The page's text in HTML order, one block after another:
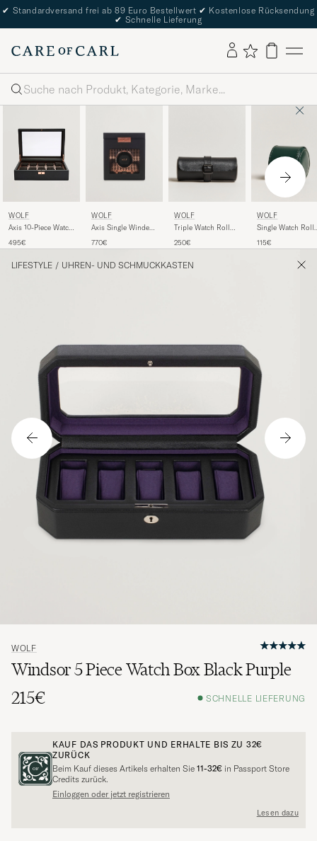
✔ Standardversand frei ab 89 Euro Bestellwert ✔ Kostenlose Rücksendung
✔ Schnelle Lieferung
Suche
WOLF
Axis 10-Piece Watch
495€
WOLF
Axis Single Winder
770€
WOLF
Triple Watch Roll
250€
WOLF
Single Watch Roll
Green
115€
LIFESTYLE / UHREN- UND SCHMUCKKASTEN
WOLF
Windsor 5 Piece Watch Box Black Purple
215€
SCHNELLE LIEFERUNG
KAUF DAS PRODUKT UND ERHALTE BIS ZU 32€
ZURÜCK
Beim Kauf dieses Artikels erhalten Sie 11-32€ in Passport Store
Credits zurück.
Einloggen oder jetzt registrieren
Lesen dazu